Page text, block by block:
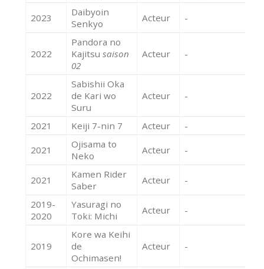
2023
Daibyoin
Senkyo
Acteur -
2022
Pandora no
Kajitsu saison
02
Acteur -
2022
Sabishii Oka
de Kari wo
Suru
Acteur -
2021 Keiji 7-nin 7 Acteur -
2021
Ojisama to
Neko
Acteur -
2021
Kamen Rider
Saber
Acteur -
2019-
2020
Yasuragi no
Toki: Michi
Acteur -
2019
Kore wa Keihi
de
Ochimasen!
Acteur -